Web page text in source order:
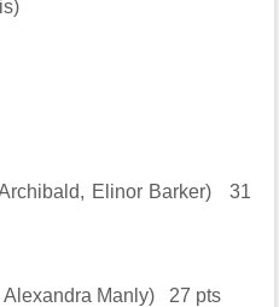
Elinor Barker) 31
Alexandra Manly) 27 pts